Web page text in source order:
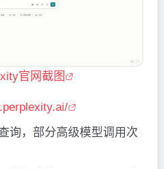
官网截图
询，部分高级模型调用次